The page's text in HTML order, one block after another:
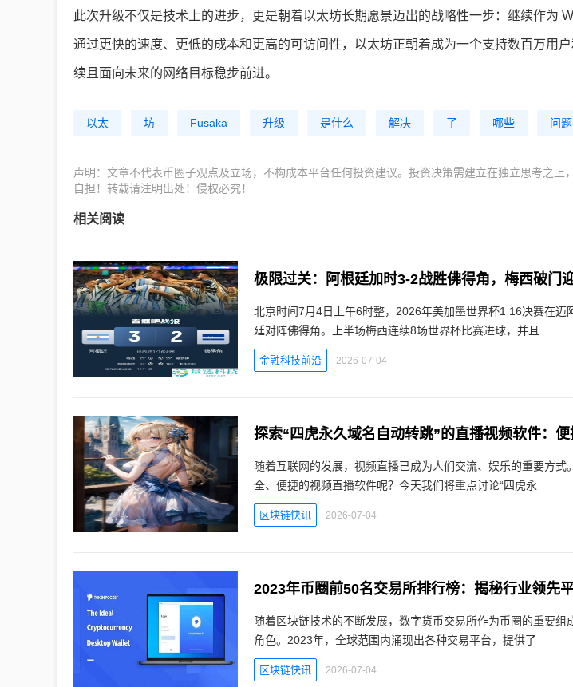
此次升级不仅是技术上的进步，更是朝着以太坊长期愿景迈出的战略性一步：继续作为
通过更快的速度、更低的成本和更高的可访问性，以太坊正朝着成为一个支持数百万用
续且面向未来的网络目标稳步前进。
以太 坊 Fusaka 升级 是什么 解决 了 哪些 问题
声明：文章不代表币圈子观点及立场，不构成本平台任何投资建议。投资决策需建立在独立思考之上
自担！转载请注明出处！侵权必究！
相关阅读
极限过关：阿根廷加时3-2战胜佛得角，梅西破门
北京时间7月4日上午6时整，2026年美加墨世界杯1 16决赛在迈
廷对阵佛得角。上半场梅西连续8场世界杯比赛进球，并且
金融科技前沿 2026-07-04
探索“四虎永久域名自动转跳”的直播视频软件：
随着互联网的发展，视频直播已成为人们交流、娱乐的重要方式
全、便捷的视频直播软件呢？今天我们将重点讨论“四虎永
区块链快讯 2026-07-04
2023年币圈前50名交易所排行榜：揭秘行业领先
随着区块链技术的不断发展，数字货币交易所作为币圈的重要组
角色。2023年，全球范围内涌现出各种交易平台，提供了
区块链快讯 2026-07-04